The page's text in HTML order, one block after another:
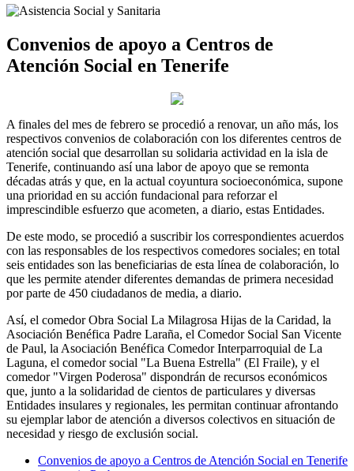
Convenios de apoyo a Centros de
Atención Social en Tenerife
A finales del mes de febrero se procedió a renovar, un año más, los
respectivos convenios de colaboración con los diferentes centros de
atención social que desarrollan su solidaria actividad en la isla de
Tenerife, continuando así una labor de apoyo que se remonta
décadas atrás y que, en la actual coyuntura socioeconómica, supone
una prioridad en su acción fundacional para reforzar el
imprescindible esfuerzo que acometen, a diario, estas Entidades.
De este modo, se procedió a suscribir los correspondientes acuerdos
con las responsables de los respectivos comedores sociales; en total
seis entidades son las beneficiarias de esta línea de colaboración, lo
que les permite atender diferentes demandas de primera necesidad
por parte de 450 ciudadanos de media, a diario.
Así, el comedor Obra Social La Milagrosa Hijas de la Caridad, la
Asociación Benéfica Padre Laraña, el Comedor Social San Vicente
de Paul, la Asociación Benéfica Comedor Interparroquial de La
Laguna, el comedor social "La Buena Estrella" (El Fraile), y el
comedor "Virgen Poderosa" dispondrán de recursos económicos
que, junto a la solidaridad de cientos de particulares y diversas
Entidades insulares y regionales, les permitan continuar afrontando
su ejemplar labor de atención a diversos colectivos en situación de
necesidad y riesgo de exclusión social.
Convenios de apoyo a Centros de Atención Social en Tenerife